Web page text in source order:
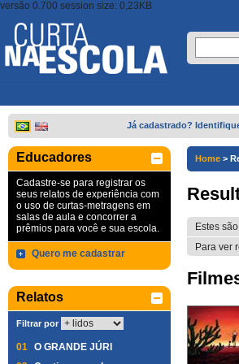
versão 0.700 session size: 0,23KB
Já cadastrado?
Educadores
Cadastre-se para registrar os
seus relatos de experiência com
o uso de curtas-metragens em
salas de aula e concorrer a
prêmios para você e sua escola.
Quero me cadastrar
Relatos
Filtrar por
01 O GRANDE JÚRI
Home >
Estes
Para ver